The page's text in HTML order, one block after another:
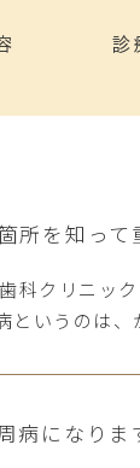
診
所を知って
科クリニッ
というのは
病になりま